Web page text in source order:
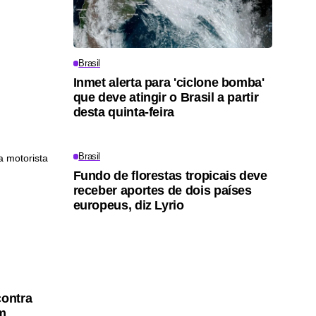
Brasil
Inmet alerta para 'ciclone bomba'
que deve atingir o Brasil a partir
desta quinta-feira
Brasil
Fundo de florestas tropicais deve
receber aportes de dois países
europeus, diz Lyrio